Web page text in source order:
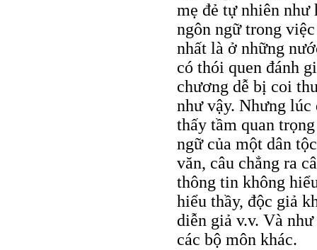
mẹ đẻ tự nhiên
ngôn ngữ trong
nhất là ở những
có thói quen đánh
chương dễ bị coi
như vậy. Nhưng
thấy tầm quan
ngữ của một dân
văn, câu chẳng ra
thông tin không
hiểu thầy, độc giả
diễn giả v.v. Và
các bộ môn khác.